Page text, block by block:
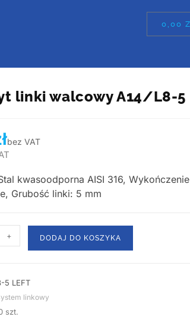
0,00
linki walcowy A14/L8-5
bez VAT
kwasoodporna AISI 316,
Grubość linki: 5 mm
+ DODAJ DO KOSZYKA
5 LEFT
linkowy
szt.